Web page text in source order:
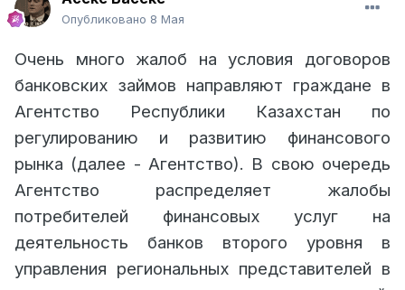
Опубликовано 8 Мая
Очень много жалоб на условия договоров
банковских займов направляют граждане в
Агентство Республики Казахстан по
регулированию и развитию финансового
рынка (далее - Агентство). В свою очередь
Агентство распределяет жалобы
потребителей финансовых услуг на
деятельность банков второго уровня в
управления региональных представителей в